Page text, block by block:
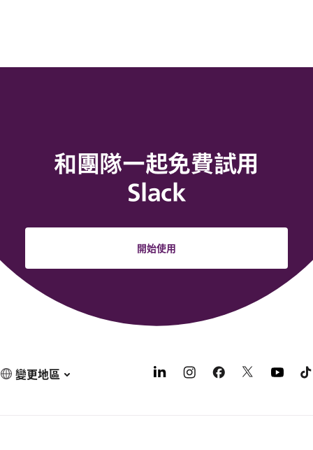
和團隊一起免費試用
Slack
開始使用
變更地區